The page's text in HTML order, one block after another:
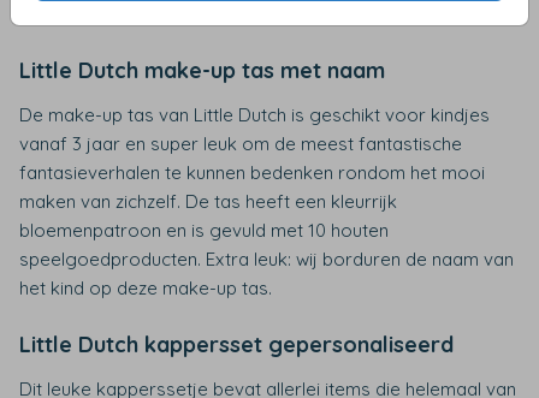
Little Dutch make-up tas met naam
De make-up tas van Little Dutch is geschikt voor kindjes
vanaf 3 jaar en super leuk om de meest fantastische
fantasieverhalen te kunnen bedenken rondom het mooi
maken van zichzelf. De tas heeft een kleurrijk
bloemenpatroon en is gevuld met 10 houten
speelgoedproducten. Extra leuk: wij borduren de naam van
het kind op deze make-up tas.
Little Dutch kappersset gepersonaliseerd
Dit leuke kapperssetje bevat allerlei items die helemaal van